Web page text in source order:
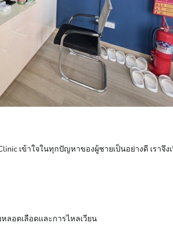
เข้าใจในทุกปัญหาของผู้ชายเป็นอย่างดี เรา
อดเลือดและการไหลเวียน